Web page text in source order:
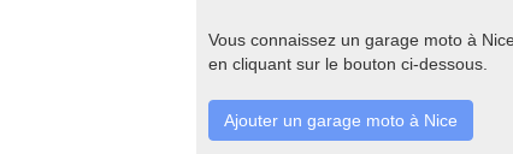
Vous connaissez un garage moto à
en cliquant sur le bouton ci-dessous.
Ajouter un garage moto à Nice